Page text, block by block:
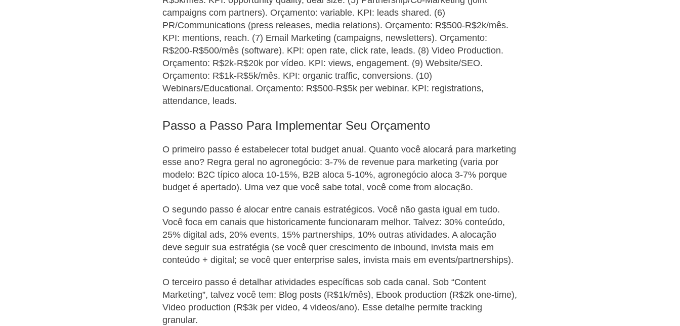
campaigns com partners). Orçamento: variable. KPI: leads shared. (6)
PR/Communications (press releases, media relations). Orçamento: R$500-R$2k/mês.
KPI: mentions, reach. (7) Email Marketing (campaigns, newsletters). Orçamento:
R$200-R$500/mês (software). KPI: open rate, click rate, leads. (8) Video Production.
Orçamento: R$2k-R$20k por vídeo. KPI: views, engagement. (9) Website/SEO.
Orçamento: R$1k-R$5k/mês. KPI: organic traffic, conversions. (10)
Webinars/Educational. Orçamento: R$500-R$5k per webinar. KPI: registrations,
attendance, leads.
Passo a Passo Para Implementar Seu Orçamento
O primeiro passo é estabelecer total budget anual. Quanto você alocará para marketing
esse ano? Regra geral no agronegócio: 3-7% de revenue para marketing (varia por
modelo: B2C típico aloca 10-15%, B2B aloca 5-10%, agronegócio aloca 3-7% porque
budget é apertado). Uma vez que você sabe total, você come from alocação.
O segundo passo é alocar entre canais estratégicos. Você não gasta igual em tudo.
Você foca em canais que historicamente funcionaram melhor. Talvez: 30% conteúdo,
25% digital ads, 20% events, 15% partnerships, 10% outras atividades. A alocação
deve seguir sua estratégia (se você quer crescimento de inbound, invista mais em
conteúdo + digital; se você quer enterprise sales, invista mais em events/partnerships).
O terceiro passo é detalhar atividades específicas sob cada canal. Sob “Content
Marketing”, talvez você tem: Blog posts (R$1k/mês), Ebook production (R$2k one-time),
Video production (R$3k per video, 4 videos/ano). Esse detalhe permite tracking
granular.